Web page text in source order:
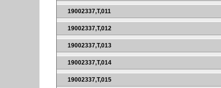
19002337,T,011
19002337,T,012
19002337,T,013
19002337,T,014
19002337,T,015